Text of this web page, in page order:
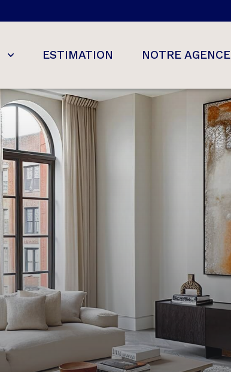
ESTIMATION NOTRE AGENCE